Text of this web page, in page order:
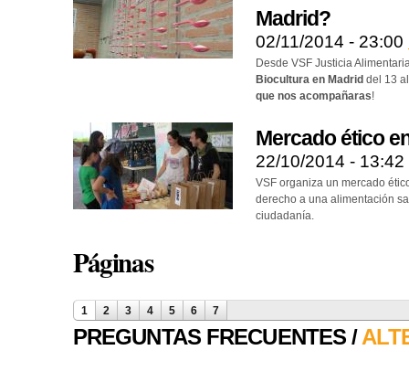
Madrid?
02/11/2014 - 23:00
Desde VSF Justicia
Biocultura en Madrid del 13
que nos acompañaras!
Mercado ético
22/10/2014 - 13:42
VSF organiza un mercado
derecho a una alimentación
ciudadanía.
Páginas
1 2 3 4 5 6 7
PREGUNTAS FRECUENTES /